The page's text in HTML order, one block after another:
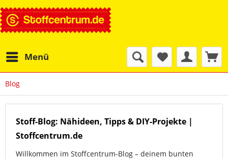
Menü
Blog
Stoff-Blog: Nähideen, Tipps & DIY-Projekte |
Stoffcentrum.de
Willkommen im Stoffcentrum-Blog – deinem bunten